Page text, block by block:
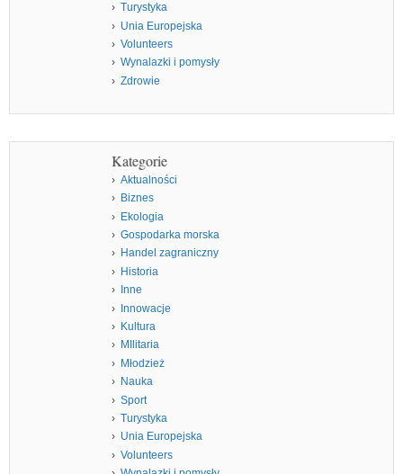
Turystyka
Unia Europejska
Volunteers
Wynalazki i pomysły
Zdrowie
Kategorie
Aktualności
Biznes
Ekologia
Gospodarka morska
Handel zagraniczny
Historia
Inne
Innowacje
Kultura
MIlitaria
Młodzież
Nauka
Sport
Turystyka
Unia Europejska
Volunteers